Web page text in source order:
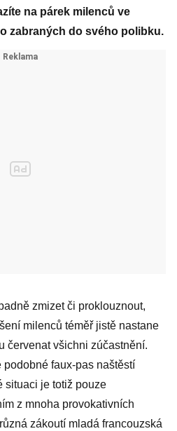
na párek milenců ve
zabraných do svého polibku.
zmizet či proklouznout,
milenců téměř jistě nastane
červenat všichni zúčastnění.
faux-pas naštěstí
situaci je totiž pouze
z mnoha provokativních
zákoutí mladá francouzská